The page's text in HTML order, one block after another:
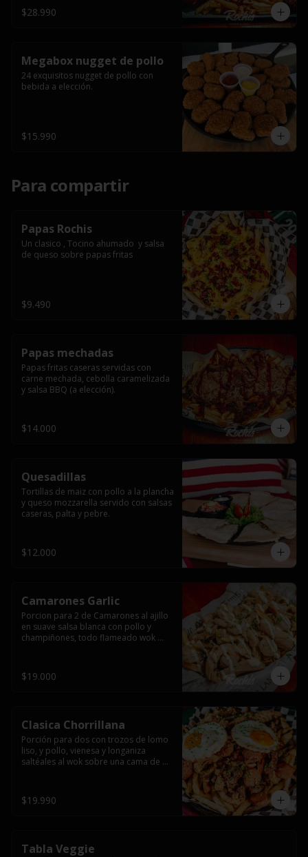
$28.990
Megabox nugget de pollo
24 exquisitos nugget de pollo con
bebida a elección.
$15.990
Para compartir
Papas Rochis
Un clasico , Tocino ahumado  y salsa
de queso sobre papas fritas
$9.490
Papas mechadas
Papas fritas caseras servidas con
carne mechada, cebolla caramelizada
y salsa BBQ (a elección).
$14.000
Quesadillas
Tortillas de maiz con pollo a la plancha
y queso mozzarella servido con salsas
caseras, palta y pebre.
$12.000
Camarones Garlic
Porcion para 2 de Camarones al ajillo
en suave salsa blanca con pollo y
champiñones, todo flameado wok
$19.000
Clasica Chorrillana
Porción para dos con trozos de lomo
liso, y pollo, vienesa y longaniza
saltéales al wok sobre una cama de
$19.990
Tabla Veggie